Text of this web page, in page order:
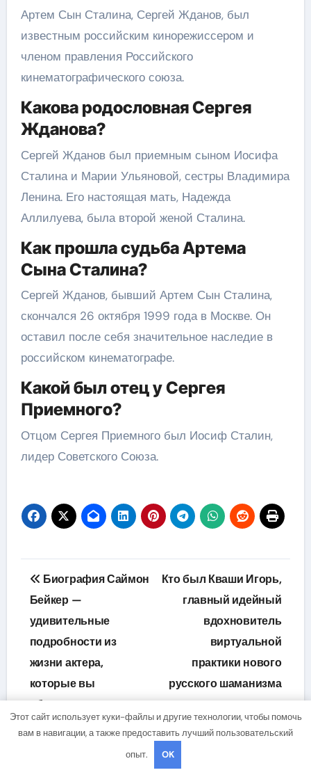
Артем Сын Сталина, Сергей Жданов, был
известным российским кинорежиссером и
членом правления Российского
кинематографического союза.
Какова родословная Сергея
Жданова?
Сергей Жданов был приемным сыном Иосифа
Сталина и Марии Ульяновой, сестры Владимира
Ленина. Его настоящая мать, Надежда
Аллилуева, была второй женой Сталина.
Как прошла судьба Артема
Сына Сталина?
Сергей Жданов, бывший Артем Сын Сталина,
скончался 26 октября 1999 года в Москве. Он
оставил после себя значительное наследие в
российском кинематографе.
Какой был отец у Сергея
Приемного?
Отцом Сергея Приемного был Иосиф Сталин,
лидер Советского Союза.
Навигация
по
записям
Биография Саймон
Бейкер —
удивительные
подробности из
жизни актера,
которые вы
обязательно хотели
знать!
Кто был Кваши Игорь,
главный идейный
вдохновитель
виртуальной
практики нового
русского шаманизма
и причина его
трагической гибели
Этот сайт использует куки-файлы и другие технологии, чтобы помочь
вам в навигации, а также предоставить лучший пользовательский
опыт.
OK